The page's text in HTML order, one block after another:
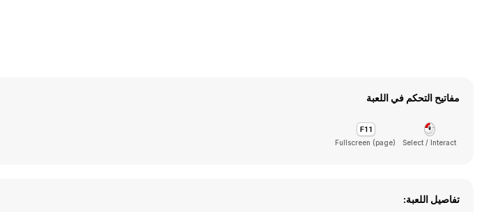
مفاتيح التحكم في اللعبة
Select / Interact
Fullscreen (page)
تفاصيل اللعبة: